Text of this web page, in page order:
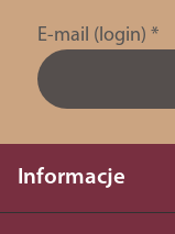
E-mail (login) *
Informacje